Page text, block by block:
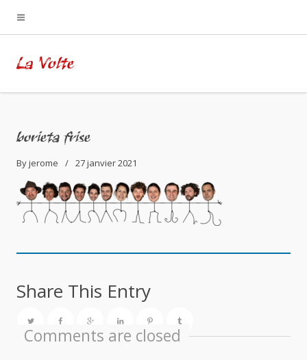
La Volte
borieta frise
Byjerome 27 janvier 2021
Share This Entry
Comments are closed